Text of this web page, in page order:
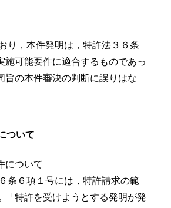
，本件発明は，特許法３６条
施可能要件に適合するものであっ
旨の本件審決の判断に誤りはな
ついて
について
６項１号には，特許請求の範
「特許を受けようとする発明が発